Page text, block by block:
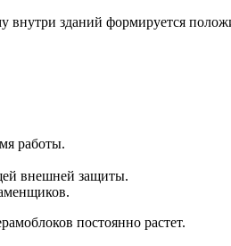
зданий формируется
работы.
внешней защиты.
постоянно растет.